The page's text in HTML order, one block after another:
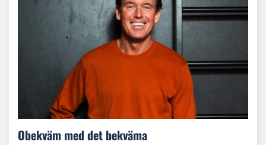
Obekväm med det bekväma